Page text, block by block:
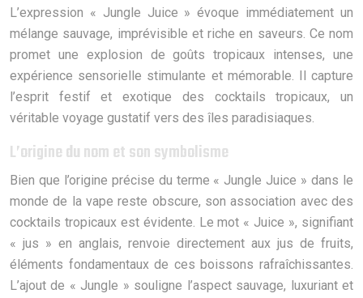
L’expression « Jungle Juice » évoque immédiatement un
mélange sauvage, imprévisible et riche en saveurs. Ce nom
promet une explosion de goûts tropicaux intenses, une
expérience sensorielle stimulante et mémorable. Il capture
l’esprit festif et exotique des cocktails tropicaux, un
véritable voyage gustatif vers des îles paradisiaques.
L’origine du nom et son symbolisme
Bien que l’origine précise du terme « Jungle Juice » dans le
monde de la vape reste obscure, son association avec des
cocktails tropicaux est évidente. Le mot « Juice », signifiant
« jus » en anglais, renvoie directement aux jus de fruits,
éléments fondamentaux de ces boissons rafraîchissantes.
L’ajout de « Jungle » souligne l’aspect sauvage, luxuriant et